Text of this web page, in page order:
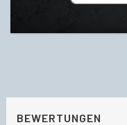
BEWERTUNGEN